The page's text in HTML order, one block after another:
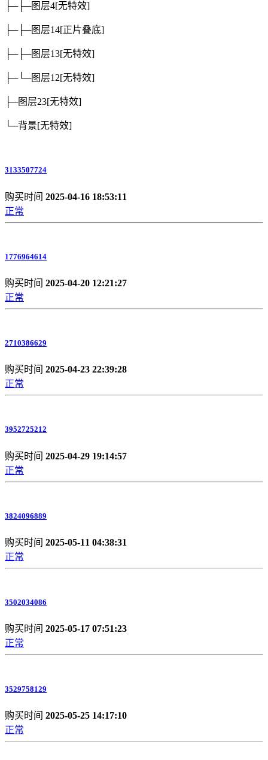
├─├─图层4[无特效]
├─├─图层14[正片叠底]
├─├─图层13[无特效]
├─└─图层12[无特效]
├─图层23[无特效]
└─背景[无特效]
3133507724
购买时间 2025-04-16 18:53:11
正常
1776964614
购买时间 2025-04-20 12:21:27
正常
2710386629
购买时间 2025-04-23 22:39:28
正常
3952725212
购买时间 2025-04-29 19:14:57
正常
3824096889
购买时间 2025-05-11 04:38:31
正常
3502034086
购买时间 2025-05-17 07:51:23
正常
3529758129
购买时间 2025-05-25 14:17:10
正常